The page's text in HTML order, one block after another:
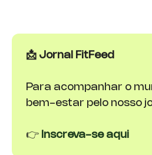
📩 Jornal FitFeed
Para acompanhar o
bem-estar pelo nosso
👉 Inscreva-se aqui